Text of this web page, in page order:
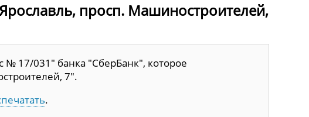
просп. Машиностроителей,
17/031" банка "СберБанк", которое
7".
.